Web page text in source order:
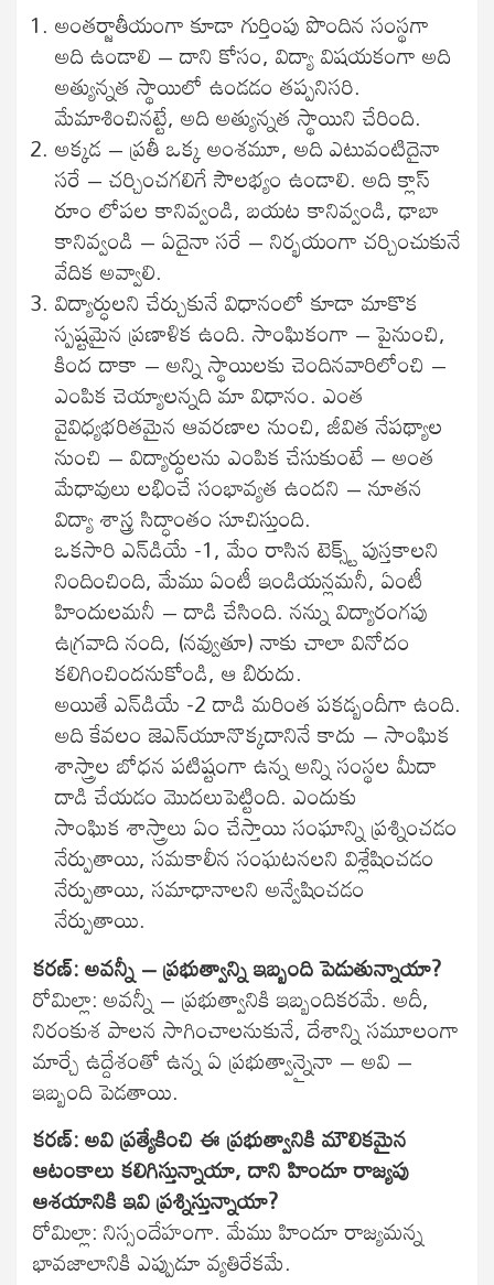
అంతర్జాతీయంగా కూడా గుర్తింపు పొందిన సంస్థగా
అది ఉండాలి – దాని కోసం, విద్యా విషయకంగా అది
అత్యున్నత స్థాయిలో ఉండడం తప్పనిసరి.
మేమాశించినట్టే, అది అత్యున్నత స్థాయిని చేరింది.
అక్కడ – ప్రతీ ఒక్క అంశమూ, అది ఎటువంటిదైనా
సరే – చర్చించగలిగే సౌలభ్యం ఉండాలి. అది క్లాస్
రూం లోపల కానివ్వండి, బయట కానివ్వండి, ఢాబా
కానివ్వండి – ఏదైనా సరే – నిర్భయంగా చర్చించుకునే
వేదిక అవ్వాలి.
విద్యార్ధులని చేర్చుకునే విధానంలో కూడా మాకొక
స్పష్టమైన ప్రణాళిక ఉంది. సాంఘికంగా – పైనుంచి,
కింద దాకా – అన్ని స్థాయిలకు చెందినవారిలోంచి –
ఎంపిక చెయ్యాలన్నది మా విధానం. ఎంత
వైవిధ్యభరితమైన ఆవరణాల నుంచి, జీవిత నేపథ్యాల
నుంచి – విద్యార్ధులను ఎంపిక చేసుకుంటే – అంత
మేధావులు లభించే సంభావ్యత ఉందని – నూతన
విద్యా శాస్త్ర సిద్ధాంతం సూచిస్తుంది.
ఒకసారి ఎన్‌డియే -1, మేం రాసిన టెక్స్ట్ పుస్తకాలని
నిందించింది, మేము ఏంటీ ఇండియన్లమనీ, ఏంటీ
హిందులమనీ – దాడి చేసింది. నన్ను విద్యారంగపు
ఉగ్రవాది నంది, (నవ్వుతూ) నాకు చాలా వినోదం
కలిగించిందనుకోండి, ఆ బిరుదు.
అయితే ఎన్‌డియే -2 దాడి మరింత పకడ్బందీగా ఉంది.
అది కేవలం జెఎన్‌యూనొక్కదానినే కాదు – సాంఘిక
శాస్త్రాల బోధన పటిష్టంగా ఉన్న అన్ని సంస్థల మీదా
దాడి చేయడం మొదలుపెట్టింది. ఎందుకు
సాంఘిక శాస్త్రాలు ఏం చేస్తాయి సంఘాన్ని ప్రశ్నించడం
నేర్పుతాయి, సమకాలీన సంఘటనలని విశ్లేషించడం
నేర్పుతాయి, సమాధానాలని అన్వేషించడం
నేర్పుతాయి.
కరణ్: అవన్నీ – ప్రభుత్వాన్ని ఇబ్బంది పెడుతున్నాయా?
రోమిల్లా: అవన్నీ – ప్రభుత్వానికి ఇబ్బందికరమే. అదీ,
నిరంకుశ పాలన సాగించాలనుకునే, దేశాన్ని సమూలంగా
మార్చే ఉద్దేశంతో ఉన్న ఏ ప్రభుత్వాన్నైనా – అవి –
ఇబ్బంది పెడతాయి.
కరణ్: అవి ప్రత్యేకించి ఈ ప్రభుత్వానికి మౌలికమైన
ఆటంకాలు కలిగిస్తున్నాయా, దాని హిందూ రాజ్యపు
ఆశయానికి ఇవి ప్రశ్నిస్తున్నాయా?
రోమిల్లా: నిస్సందేహంగా. మేము హిందూ రాజ్యమన్న
భావజాలానికి ఎప్పుడూ వ్యతిరేకమే.